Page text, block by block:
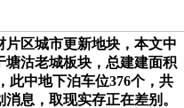
区城市更新地块，本文中
塘沽老城板块，总建建面积
此中地下泊车位376个，共
息，取现实存正在差别。